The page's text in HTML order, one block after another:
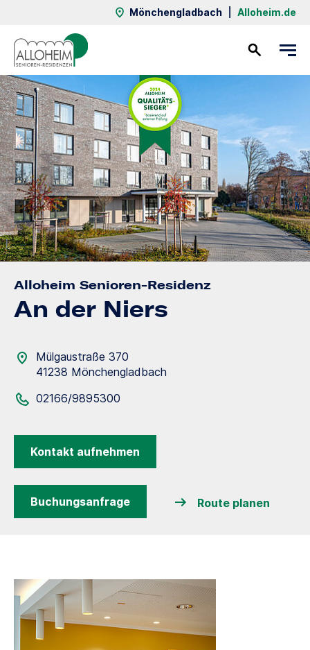
Mönchengladbach Alloheim.de
Alloheim Senioren-Residenz
An der Niers
Mülgaustraße 370
41238 Mönchengladbach
02166/9895300
Kontakt aufnehmen
Buchungsanfrage Route planen